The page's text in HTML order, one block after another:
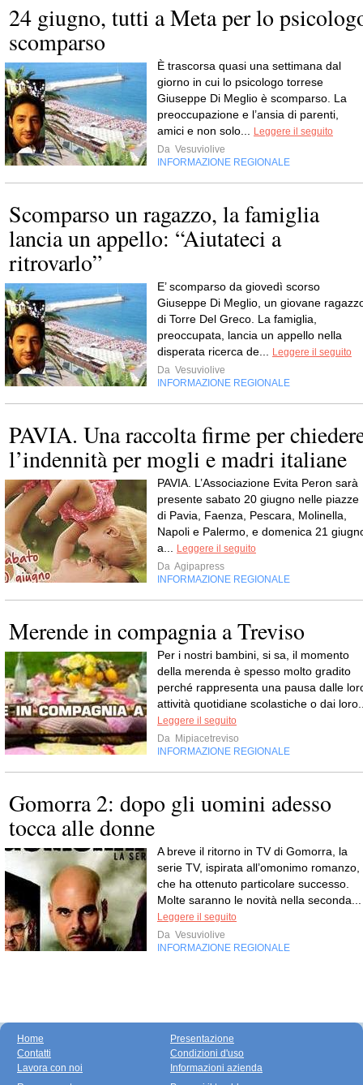
24 giugno, tutti a Meta per lo
scomparso
È trascorsa quasi una settimana dal
giorno in cui lo psicologo torrese
Giuseppe Di Meglio è scomparso. La
preoccupazione e l’ansia di parenti,
amici e non solo...
Leggere il seguito
Da Vesuviolive
INFORMAZIONE REGIONALE
Scomparso un ragazzo, la famiglia
lancia un appello: “Aiutateci a
ritrovarlo”
E’ scomparso da giovedì scorso
Giuseppe Di Meglio, un giovane
di Torre Del Greco. La famiglia,
preoccupata, lancia un appello nella
disperata ricerca de...
Leggere il seguito
Da Vesuviolive
INFORMAZIONE REGIONALE
PAVIA. Una raccolta firme per
l’indennità per mogli e madri italiane
PAVIA. L’Associazione Evita Peron sarà
presente sabato 20 giugno nelle piazze
di Pavia, Faenza, Pescara, Molinella,
Napoli e Palermo, e domenica 21
a...
Leggere il seguito
Da Agipapress
INFORMAZIONE REGIONALE
Merende in compagnia a Treviso
Per i nostri bambini, si sa, il momento
della merenda è spesso molto gradito
perché rappresenta una pausa dalle
attività quotidiane scolastiche o dai
Leggere il seguito
Da Mipiacetreviso
INFORMAZIONE REGIONALE
Gomorra 2: dopo gli uomini adesso
tocca alle donne
A breve il ritorno in TV di Gomorra, la
serie TV, ispirata all’omonimo romanzo,
che ha ottenuto particolare successo.
Molte saranno le novità nella seconda...
Leggere il seguito
Da Vesuviolive
INFORMAZIONE REGIONALE
Home
Contatti
Lavora con noi
Presentazione
Condizioni d'uso
Informazioni azienda